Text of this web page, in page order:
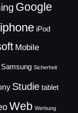
Google
iphone iPod
Mobile
Samsung Sicherheit
Studie tablet
Web Werbung